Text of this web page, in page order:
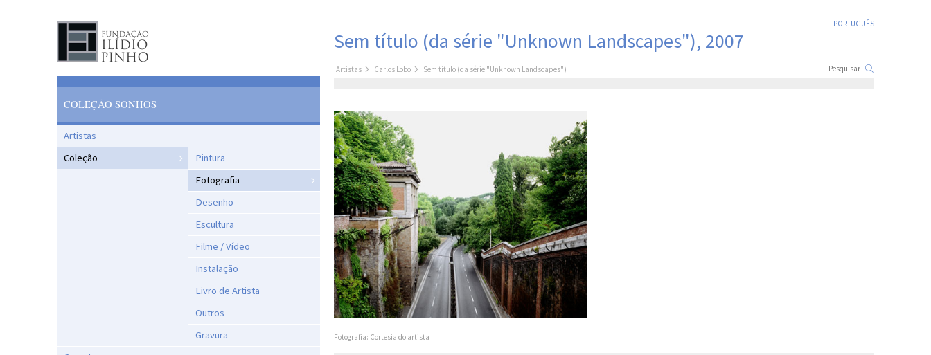
PORTUGUÊS
COLEÇÃO SONHOS
Artistas
Coleção
Pintura
Fotografia
Desenho
Escultura
Filme / Vídeo
Instalação
Livro de Artista
Outros
Gravura
Sem título (da série "Unknown Landscapes"), 2007
Artistas Carlos Lobo Sem título (da série "Unknown Landscapes")
Fotografia: Cortesia do artista